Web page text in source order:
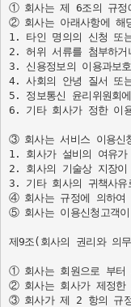
① 회사는 제 6조의 규정
② 회사는 아래사항에 해
1. 타인 명의의 신청 또
2. 허위 서류를 첨부하거
3. 신용정보의 이용과보
4. 사회의 안녕 질서 또
5. 정보통신 윤리위원회
6. 기타 회사가 정한 이
③ 회사는 서비스 이용신
1. 회사가 설비의 여유
2. 회사의 기술상 지장
3. 기타 회사의 귀책사유
④ 회사는 규정에 의하여
⑤ 회사는 이용신청고객
제9조(회사의 권리와 의
① 회사는 회원으로 부터
② 회사는 회사가 제정한
③ 회사가 제 2 항의 규정